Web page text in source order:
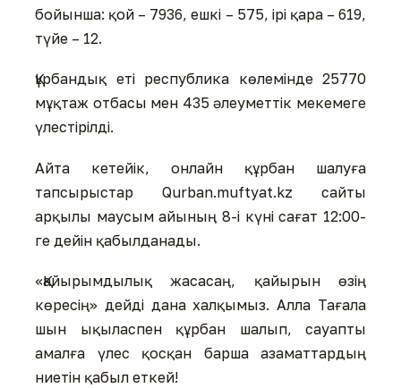
бойынша: қой – 7936, ешкі – 575, ірі қара – 619,
түйе – 12.
Құрбандық еті республика көлемінде 25770
мұқтаж отбасы мен 435 әлеуметтік мекемеге
үлестірілді.
Айта кетейік, онлайн құрбан шалуға
тапсырыстар Qurban.muftyat.kz сайты
арқылы маусым айының 8-і күні сағат 12:00-
ге дейін қабылданады.
«Қайырымдылық жасасаң, қайырын өзің
көресің» дейді дана халқымыз. Алла Тағала
шын ықыласпен құрбан шалып, сауапты
амалға үлес қосқан барша азаматтардың
ниетін қабыл еткей!